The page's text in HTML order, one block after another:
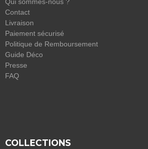
Contact
Livraison
Paiement sécurisé
Politique de Remboursement
Guide Déco
Presse
FAQ
COLLECTIONS